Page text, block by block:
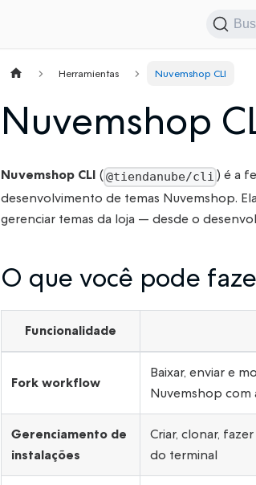
Herramientas Nuvemshop CLI
Nuvemshop
Nuvemshop CLI (@tiendanube/cli ) é a
desenvolvimento de temas Nuvemshop.
gerenciar temas da loja — desde o
O que você pode
Funcionalidade
Fork workflow
Baixar, enviar e
Nuvemshop com
Gerenciamento de
instalações
Criar, clonar,
do terminal